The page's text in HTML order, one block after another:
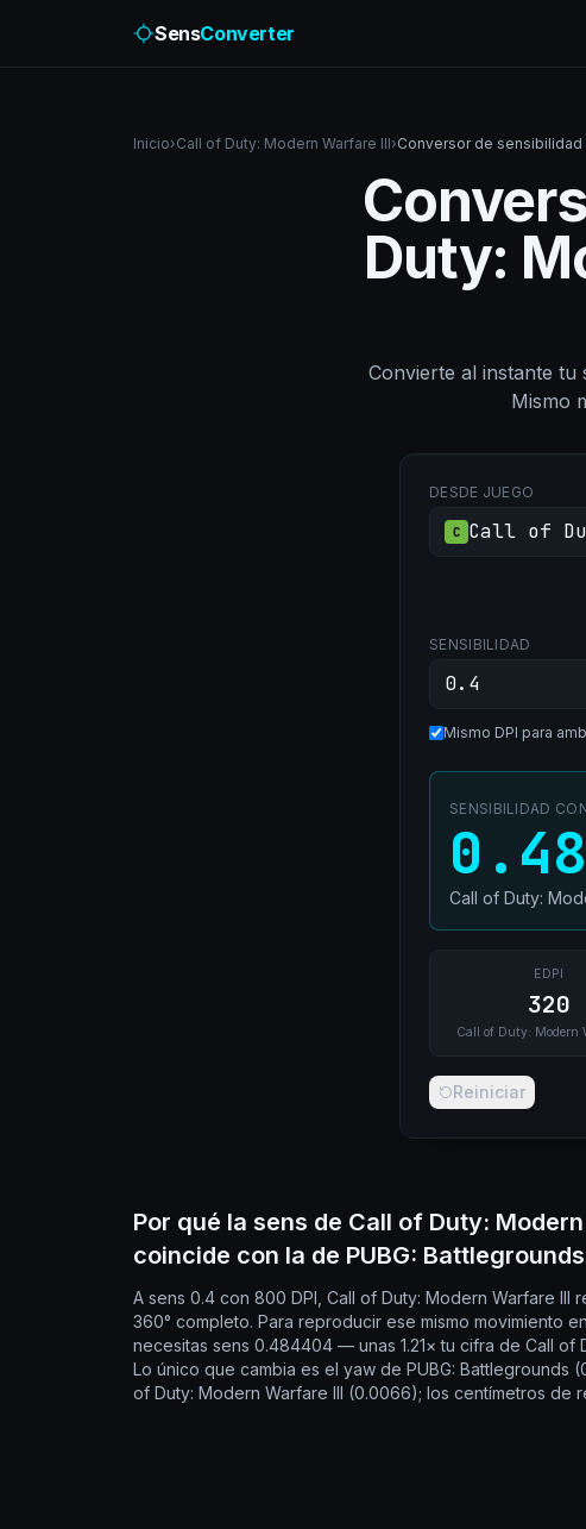
SensConverter
Inicio›Call of Duty: Modern Warfare III›Conversor de sensibilidad
Duty:
Convierte al instante tu
Mismo
DESDE JUEGO
C Call of
SENSIBILIDAD
Mismo DPI para
SENSIBILIDAD
Call of Duty:
EDPI
320
Call of Duty: Modern
Reiniciar
Por qué la sens de Call of Duty:
coincide con la de PUBG: Battlegrounds
A sens 0.4 con 800 DPI, Call of Duty: Modern Warfare III
360° completo. Para reproducir ese mismo movimiento
necesitas sens 0.484404 — unas 1.21× tu cifra de Call of
Lo único que cambia es el yaw de PUBG: Battlegrounds
of Duty: Modern Warfare III (0.0066); los centímetros de